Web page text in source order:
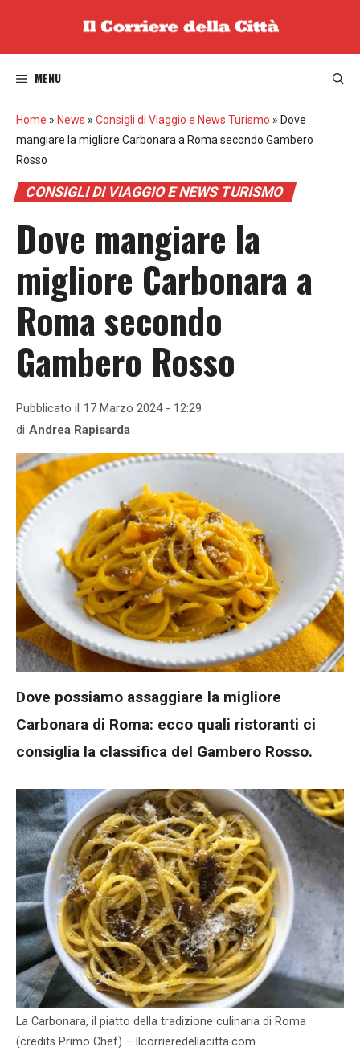
MENU
Home » News » Consigli di Viaggio e News Turismo » Dove
mangiare la migliore Carbonara a Roma secondo Gambero
Rosso
CONSIGLI DI VIAGGIO E NEWS TURISMO
Dove mangiare la
migliore Carbonara a
Roma secondo
Gambero Rosso
Pubblicato il 17 Marzo 2024 - 12:29
di Andrea Rapisarda
Dove possiamo assaggiare la migliore
Carbonara di Roma: ecco quali ristoranti ci
consiglia la classifica del Gambero Rosso.
La Carbonara, il piatto della tradizione culinaria di Roma
(credits Primo Chef) – Ilcorrieredellacitta.com